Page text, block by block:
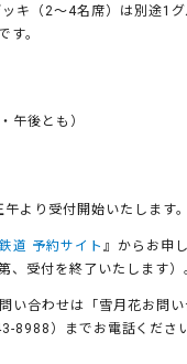
キ（2～4名席）は別途1
す。
午後とも）
より受付開始いたします。
道 予約サイト 』からお申
、受付を終了いたします）
い合わせは「雪月花お問い
8988）までお電話くださ